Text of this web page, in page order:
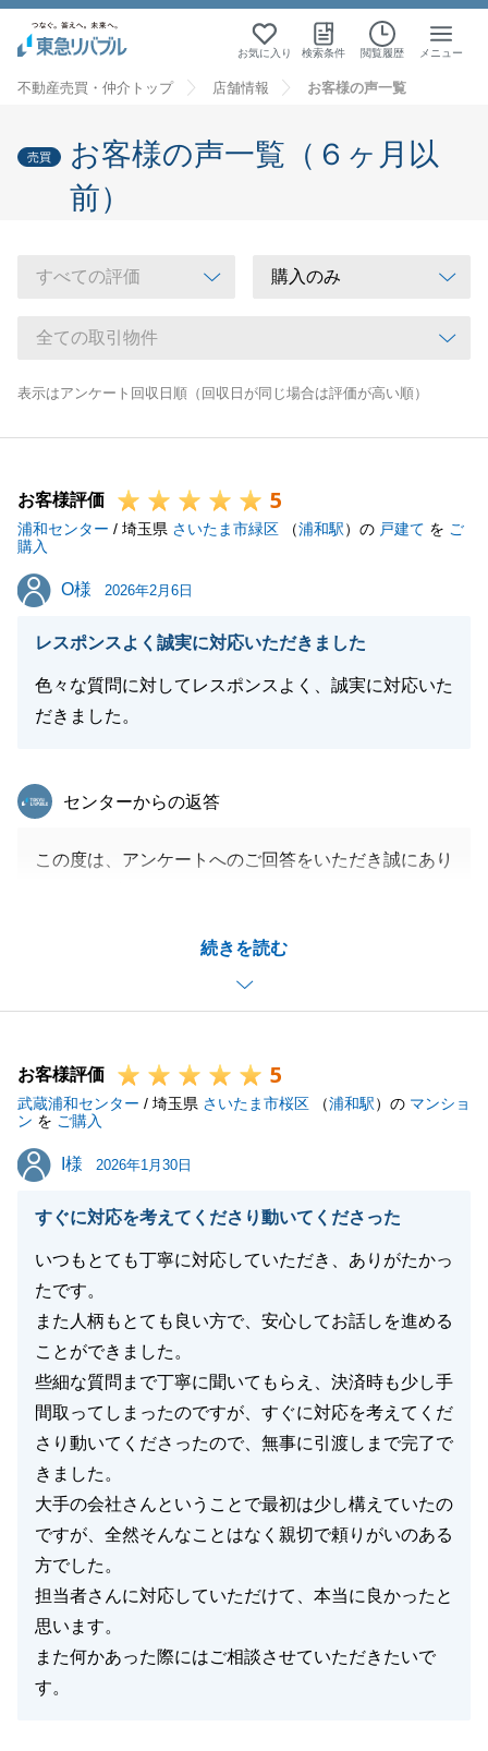
お気に入り 検索条件 閲覧履歴 メニュー
不動産売買・仲介トップ 店舗情報 お客様の声一覧
売買
お客様の声一覧（６ヶ月以
前）
表示はアンケート回収日順（回収日が同じ場合は評価が高い順）
お客様評価 5
浦和センター / 埼玉県 さいたま市緑区 （浦和駅）の 戸建て を ご
購入
O様
O様 2026年2月6日
レスポンスよく誠実に対応いただきました
色々な質問に対してレスポンスよく、誠実に対応いた
だきました。
続きを読む
東急リバブル
センターからの返答
この度は、アンケートへのご回答をいただき誠にあり
に快くご協力いただきましたこと、心より感謝申し上
おかげさまで、私の方でも迅速なレスポンスを心がけ
た。
いよいよ新生活のスタートですね。
O様ご家族皆様の毎日が、笑顔あふれる明るいものと
なりますようお祈りしております。
閉じる
お客様評価 5
武蔵浦和センター / 埼玉県 さいたま市桜区 （浦和駅）の マンショ
ン を ご購入
I様
I様 2026年1月30日
すぐに対応を考えてくださり動いてくださった
いつもとても丁寧に対応していただき、ありがたかっ
たです。
また人柄もとても良い方で、安心してお話しを進める
ことができました。
些細な質問まで丁寧に聞いてもらえ、決済時も少し手
間取ってしまったのですが、すぐに対応を考えてくだ
さり動いてくださったので、無事に引渡しまで完了で
きました。
大手の会社さんということで最初は少し構えていたの
ですが、全然そんなことはなく親切で頼りがいのある
方でした。
担当者さんに対応していただけて、本当に良かったと
思います。
また何かあった際にはご相談させていただきたいで
す。